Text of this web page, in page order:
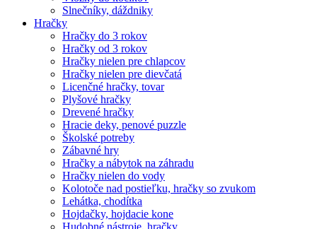
Slnečníky, dáždniky
Hračky
Hračky do 3 rokov
Hračky od 3 rokov
Hračky nielen pre chlapcov
Hračky nielen pre dievčatá
Licenčné hračky, tovar
Plyšové hračky
Drevené hračky
Hracie deky, penové puzzle
Školské potreby
Zábavné hry
Hračky a nábytok na záhradu
Hračky nielen do vody
Kolotoče nad postieľku, hračky so zvukom
Lehátka, chodítka
Hojdačky, hojdacie kone
Hudobné nástroje, hračky